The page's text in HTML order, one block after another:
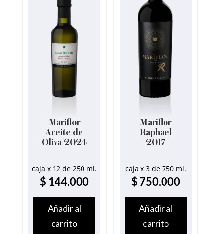
Mariflor
Aceite de
Oliva 2024
caja x 12 de 250 ml.
$ 144.000
Añadir al
carrito
Mariflor
Raphael
2017
caja x 3 de 750 ml.
$ 750.000
Añadir al
carrito